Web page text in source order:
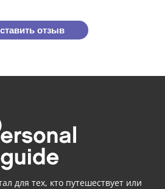
отзыв
для тех, кто путешествует или